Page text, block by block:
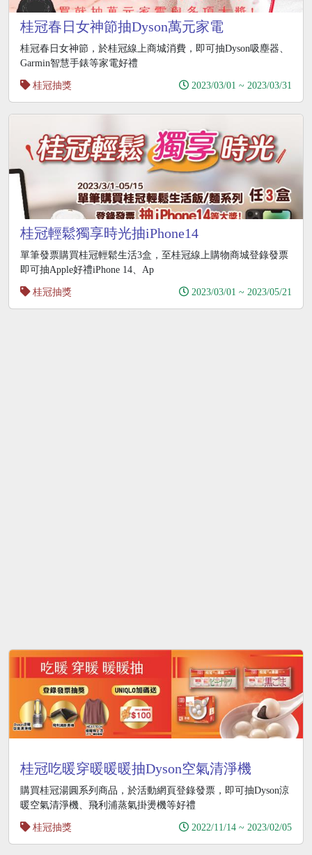
桂冠春日女神節抽Dyson萬元家電
桂冠春日女神節，於桂冠線上商城消費，即可抽Dyson吸塵器、
Garmin智慧手錶等家電好禮
桂冠抽獎
2023/03/01 ~ 2023/03/31
桂冠輕鬆獨享時光抽iPhone14
單筆發票購買桂冠輕鬆生活3盒，至桂冠線上購物商城登錄發票
即可抽Apple好禮iPhone 14、Ap
桂冠抽獎
2023/03/01 ~ 2023/05/21
桂冠吃暖穿暖暖暖抽Dyson空氣清淨機
購買桂冠湯圓系列商品，於活動網頁登錄發票，即可抽Dyson涼
暖空氣清淨機、飛利浦蒸氣掛燙機等好禮
桂冠抽獎
2022/11/14 ~ 2023/02/05